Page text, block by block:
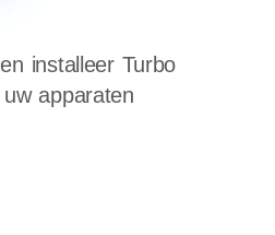
installeer Turbo
apparaten